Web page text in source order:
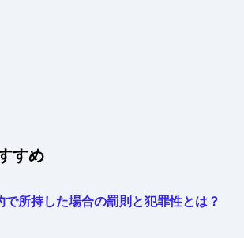
すめ
で所持した場合の罰則と犯罪性とは？